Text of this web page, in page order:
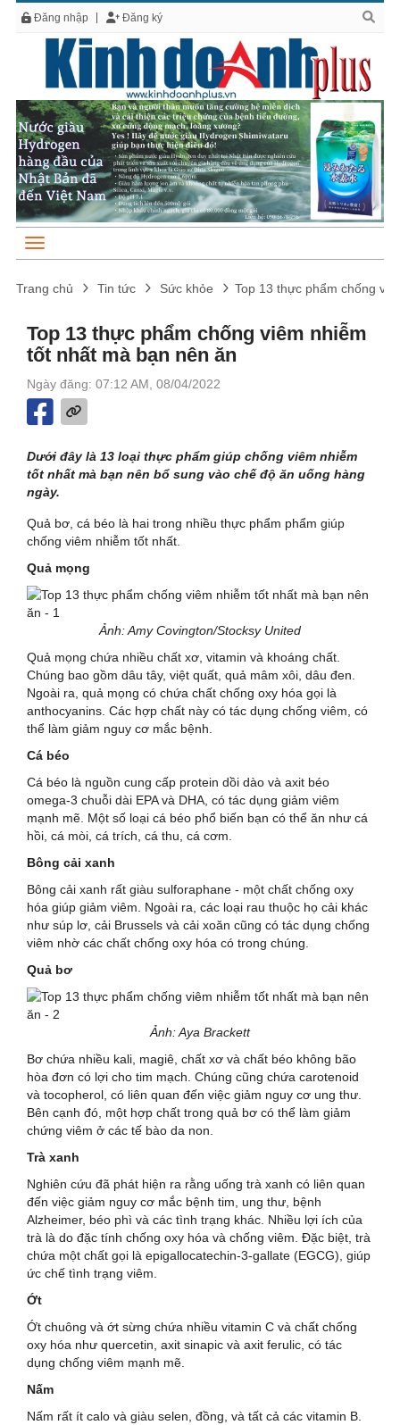
Đăng nhập Đăng ký
Trang chủ Tin tức Sức khỏe Top 13 thực phẩm chống
Top 13 thực phẩm chống viêm nhiễm
tốt nhất mà bạn nên ăn
Ngày đăng: 07:12 AM, 08/04/2022
Dưới đây là 13 loại thực phẩm giúp chống viêm nhiễm
tốt nhất mà bạn nên bổ sung vào chế độ ăn uống hàng
ngày.
Quả bơ, cá béo là hai trong nhiều thực phẩm phẩm giúp
chống viêm nhiễm tốt nhất.
Quả mọng
Ảnh: Amy Covington/Stocksy United
Quả mọng chứa nhiều chất xơ, vitamin và khoáng chất.
Chúng bao gồm dâu tây, việt quất, quả mâm xôi, dâu đen.
Ngoài ra, quả mọng có chứa chất chống oxy hóa gọi là
anthocyanins. Các hợp chất này có tác dụng chống viêm, có
thể làm giảm nguy cơ mắc bệnh.
Cá béo
Cá béo là nguồn cung cấp protein dồi dào và axit béo
omega-3 chuỗi dài EPA và DHA, có tác dụng giảm viêm
mạnh mẽ. Một số loại cá béo phổ biến bạn có thể ăn như cá
hồi, cá mòi, cá trích, cá thu, cá cơm.
Bông cải xanh
Bông cải xanh rất giàu sulforaphane - một chất chống oxy
hóa giúp giảm viêm. Ngoài ra, các loại rau thuộc họ cải khác
như súp lơ, cải Brussels và cải xoăn cũng có tác dụng chống
viêm nhờ các chất chống oxy hóa có trong chúng.
Quả bơ
Ảnh: Aya Brackett
Bơ chứa nhiều kali, magiê, chất xơ và chất béo không bão
hòa đơn có lợi cho tim mạch. Chúng cũng chứa carotenoid
và tocopherol, có liên quan đến việc giảm nguy cơ ung thư.
Bên cạnh đó, một hợp chất trong quả bơ có thể làm giảm
chứng viêm ở các tế bào da non.
Trà xanh
Nghiên cứu đã phát hiện ra rằng uống trà xanh có liên quan
đến việc giảm nguy cơ mắc bệnh tim, ung thư, bệnh
Alzheimer, béo phì và các tình trạng khác. Nhiều lợi ích của
trà là do đặc tính chống oxy hóa và chống viêm. Đặc biệt, trà
chứa một chất gọi là epigallocatechin-3-gallate (EGCG), giúp
ức chế tình trạng viêm.
Ớt
Ớt chuông và ớt sừng chứa nhiều vitamin C và chất chống
oxy hóa như quercetin, axit sinapic và axit ferulic, có tác
dụng chống viêm mạnh mẽ.
Nấm
Nấm rất ít calo và giàu selen, đồng, và tất cả các vitamin B.